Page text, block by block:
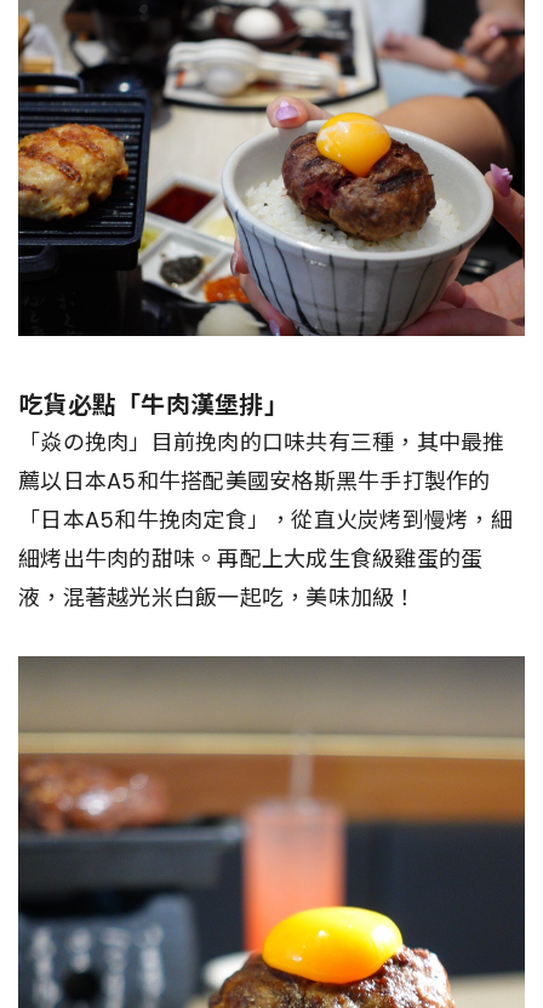
吃貨必點「牛肉漢堡排」
「焱の挽肉」目前挽肉的口味共有三種，其中最推
薦以日本A5和牛搭配美國安格斯黑牛手打製作的
「日本A5和牛挽肉定食」，從直火炭烤到慢烤，細
細烤出牛肉的甜味。再配上大成生食級雞蛋的蛋
液，混著越光米白飯一起吃，美味加級！